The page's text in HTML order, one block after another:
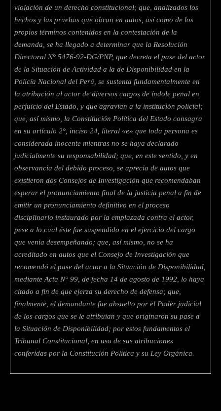
violación de un derecho constitucional; que, analizados los
hechos y las pruebas que obran en autos, así como de los
propios términos contenidos en la contestación de la
demanda, se ha llegado a determinar que la Resolución
Directoral N° 5476-92-DG/PNP, que decreta el pase del actor
de la Situación de Actividad a la de Disponibilidad en la
Policía Nacional del Perú, se sustenta fundamentalmente en
la atribución al actor de diversos cargos de índole penal en
perjuicio del Estado, y que agravian a la institución policial;
que, así mismo, la Constitución Política del Estado consagra
en su artículo 2°, inciso 24, literal «e» que toda persona es
considerada inocente mientras no se haya declarado
judicialmente su responsabilidad; que, en este sentido, y en
observancia del debido proceso, se aprecia de autos que
existieron dos Consejos de Investigación que recomendaban
esperar el pronunciamiento final de la justicia penal a fin de
emitir un pronunciamiento definitivo en el proceso
disciplinario instaurado por la emplazada contra el actor,
pese a lo cual éste fue suspendido en el ejercicio del cargo
que venia desempeñando; que, así mismo, no se ha
acreditado en autos que el Consejo de Investigación que
recomendó el pase del actor a la Situación de Disponibilidad,
mediante Acta N° 99, de fecha 14 de agosto de 1992, lo haya
citado a fin de que ejerza su derecho de defensa; que,
finalmente, el demandante fue absuelto por el Poder judicial
de los cargos que se le atribuían y que originaron su pase a
la Situación de Disponibilidad; por estos fundamentos el
Tribunal Constitucional, en uso de sus atribuciones
conferidas por la Constitución Política y su Ley Orgánica.